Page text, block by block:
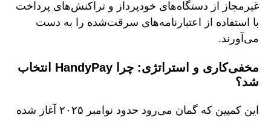
غیرمجاز از دستگاه‌های خودپرداز و تراکنش‌های پرداخت
با استفاده از اعتبارنامه‌های سرقت‌شده را به دست
می‌آورند.
مخفی‌کاری و استراتژی: چرا HandyPay انتخاب
شد؟
این کمپین که گمان می‌رود حدود نوامبر ۲۰۲۵ آغاز شده